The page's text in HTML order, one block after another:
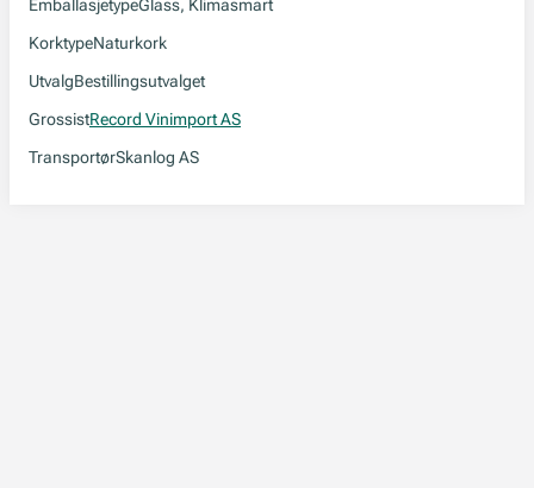
EmballasjetypeGlass, Klimasmart
KorktypeNaturkork
UtvalgBestillingsutvalget
GrossistRecord Vinimport AS
TransportørSkanlog AS